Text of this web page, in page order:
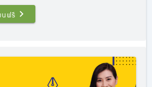
ielts_grammar/
นฟรี